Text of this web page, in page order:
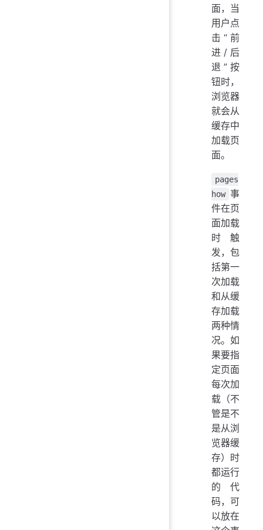
面，当
用户点
击“前
进/后
退”按
钮时，
浏览器
就会从
缓存中
加载页
面。
pages
how 事
件在页
面加载
时触
发，包
括第一
次加载
和从缓
存加载
两种情
况。如
果要指
定页面
每次加
载（不
管是不
是从浏
览器缓
存）时
都运行
的代
码，可
以放在